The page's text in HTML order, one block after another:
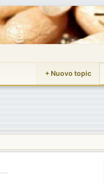
+ Nuovo topic